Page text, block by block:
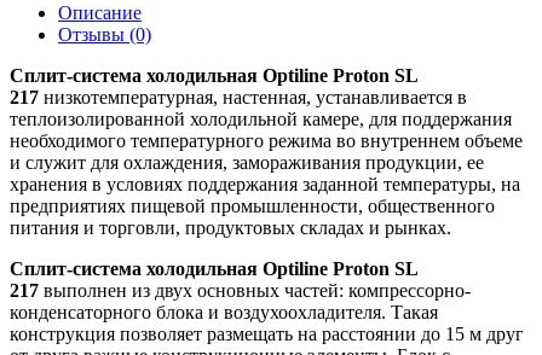
Описание
Отзывы (0)
Сплит-система холодильная Optiline Proton SL
217 низкотемпературная, настенная, устанавливается в
теплоизолированной холодильной камере, для поддержания
необходимого температурного режима во внутреннем объеме
и служит для охлаждения, замораживания продукции, ее
хранения в условиях поддержания заданной температуры, на
предприятиях пищевой промышленности, общественного
питания и торговли, продуктовых складах и рынках.
Сплит-система холодильная Optiline Proton SL
217 выполнен из двух основных частей: компрессорно-
конденсаторного блока и воздухоохладителя. Такая
конструкция позволяет размещать на расстоянии до 15 м друг